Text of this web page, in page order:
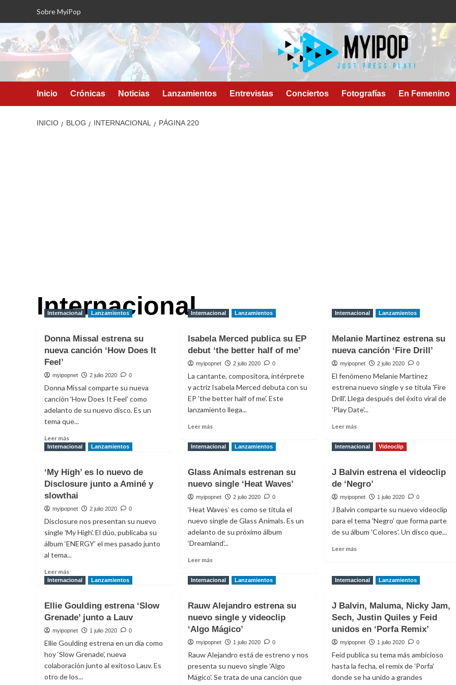
Sobre MyiPop
Inicio Crónicas Noticias Lanzamientos Entrevistas Conciertos Fotografías En Femenino
INICIO BLOG INTERNACIONAL PÁGINA 220
Internacional
Internacional Lanzamientos
Donna Missal estrena su
nueva canción ‘How Does It
Feel’
myipopnet 2 julio 2020 0
Donna Missal comparte su nueva
canción 'How Does It Feel' como
adelanto de su nuevo disco. Es un
tema que...
Leer más
más
Missal
estrena
su
nueva
‘How
Does
It
Internacional Lanzamientos
Isabela Merced publica su EP
debut ‘the better half of me’
myipopnet 2 julio 2020 0
La cantante, compositora, intérprete
y actriz Isabela Merced debuta con su
EP 'the better half of me'. Este
lanzamiento llega...
Leer más
sobre
publica
su
‘the
better
half
of
Internacional Lanzamientos
Melanie Martinez estrena su
nueva canción ‘Fire Drill’
myipopnet 2 julio 2020 0
El fenómeno Melanie Martinez
estrena nuevo single y se titula 'Fire
Drill'. Llega después del éxito viral de
'Play Date'...
Leer másLeer
sobre
estrena
su
nueva
‘Fire
Drill’
Internacional Lanzamientos
‘My High’ es lo nuevo de
Disclosure junto a Aminé y
slowthai
myipopnet 2 julio 2020 0
Disclosure nos presentan su nuevo
single 'My High'. El dúo, publicaba su
álbum ‘ENERGY’ el mes pasado junto
al tema...
Leer más
más
High’
es
lo
de
Disclosure
junto
a
Internacional Lanzamientos
Glass Animals estrenan su
nuevo single ‘Heat Waves’
myipopnet 2 julio 2020 0
‘Heat Waves’ es como se titula el
nuevo single de Glass Animals. Es un
adelanto de su próximo álbum
‘Dreamland’...
Leer más
sobre
estrenan
su
nuevo
single
‘Heat
Waves’
Internacional Videoclip
J Balvin estrena el videoclip
de ‘Negro’
myipopnet 1 julio 2020 0
J Balvin comparte su nuevo videoclip
para el tema 'Negro' que forma parte
de su álbum 'Colores'. Un disco que...
Leer másLeer
J
Balvin
el
videoclip
‘Negro’
Internacional Lanzamientos
Ellie Goulding estrena ‘Slow
Grenade’ junto a Lauv
myipopnet 1 julio 2020 0
Ellie Goulding estrena en un día como
hoy ‘Slow Grenade’, nueva
colaboración junto al exitoso Lauv. Es
otro de los...
Internacional Lanzamientos
Rauw Alejandro estrena su
nuevo single y videoclip
‘Algo Mágico’
myipopnet 1 julio 2020 0
Rauw Alejandro está de estreno y nos
presenta su nuevo single 'Algo
Mágico'. Se trata de una canción que
Internacional Lanzamientos
J Balvin, Maluma, Nicky Jam,
Sech, Justin Quiles y Feid
unidos en ‘Porfa Remix’
myipopnet 1 julio 2020 0
Feid publica su tema más ambicioso
hasta la fecha, el remix de 'Porfa'
donde se ha unido a grandes